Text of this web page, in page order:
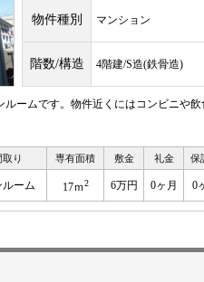
物件種別 マンション
階数/構造 4階建/S造(鉄骨造)
ームです。物件近くにはコンビニや
取り 専有面積 敷金 礼金 保
ルーム 17ｍ2 6万円 0ヶ月 0